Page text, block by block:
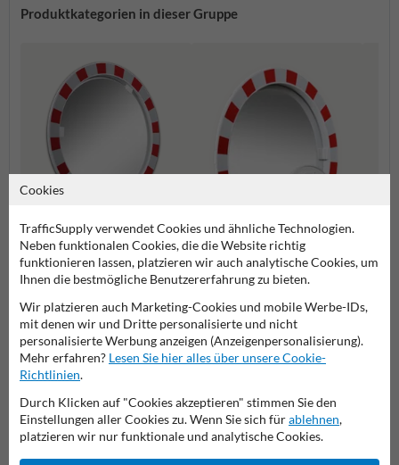
Produktkategorien in dieser Gruppe
Verkehrsspiegel beschlagfrei
Verkehrsspiegel
Stellen Sie Ihre Frage an VerkehrsspiegelKaufen.de
Cookies
TrafficSupply verwendet Cookies und ähnliche Technologien.
Neben funktionalen Cookies, die die Website richtig
funktionieren lassen, platzieren wir auch analytische Cookies, um
Ihnen die bestmögliche Benutzererfahrung zu bieten.
Wir platzieren auch Marketing-Cookies und mobile Werbe-IDs,
mit denen wir und Dritte personalisierte und nicht
personalisierte Werbung anzeigen (Anzeigenpersonalisierung).
Mehr erfahren? Lesen Sie hier alles über unsere Cookie-
Richtlinien.
Durch Klicken auf "Cookies akzeptieren" stimmen Sie den
Einstellungen aller Cookies zu. Wenn Sie sich fürablehnen,
platzieren wir nur funktionale und analytische Cookies.